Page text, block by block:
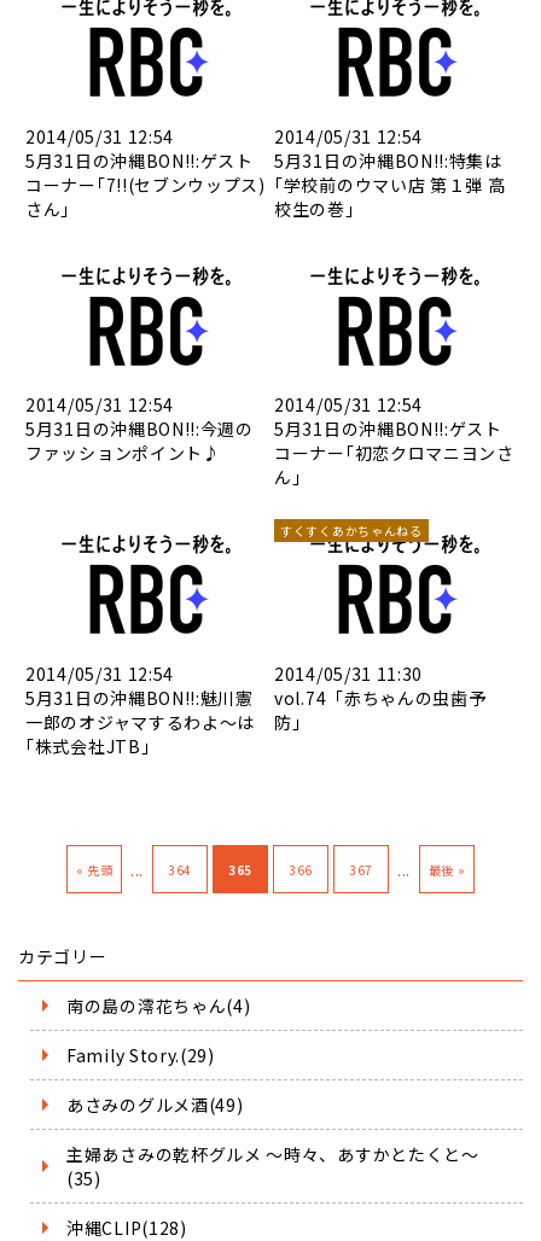
2014/05/31 12:54
5月31日の沖縄BON!!:ゲスト
コーナー｢7!!(セブンウップス)
さん｣
2014/05/31 12:54
5月31日の沖縄BON!!:特集は
｢学校前のウマい店 第１弾 高
校生の巻｣
2014/05/31 12:54
5月31日の沖縄BON!!:今週の
ファッションポイント♪
2014/05/31 12:54
5月31日の沖縄BON!!:ゲスト
コーナー｢初恋クロマニヨンさ
ん｣
2014/05/31 12:54
5月31日の沖縄BON!!:魅川憲
一郎のオジャマするわよ～は
｢株式会社JTB｣
すくすくあかちゃんねる
2014/05/31 11:30
vol.74「赤ちゃんの虫歯予
防」
« 先頭 ... 364 365 366 367 ... 最後 »
カテゴリー
南の島の澪花ちゃん(4)
Family Story.(29)
あさみのグルメ酒(49)
主婦あさみの乾杯グルメ ～時々、あすかとたくと～
(35)
沖縄CLIP(128)